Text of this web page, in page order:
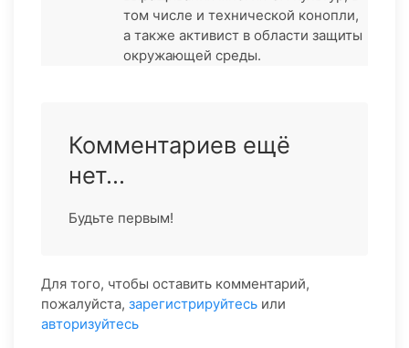
том числе и технической конопли,
а также активист в области защиты
окружающей среды.
Комментариев ещё
нет...
Будьте первым!
Для того, чтобы оставить комментарий,
пожалуйста, зарегистрируйтесь или
авторизуйтесь